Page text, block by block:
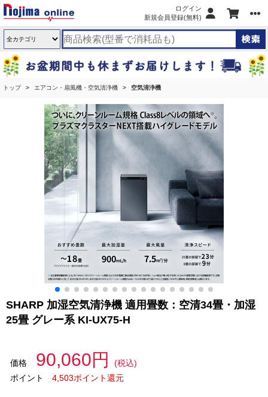
ログイン
新規会員登録(無料)
トップ エアコン・扇風機・空気清浄機 空気清浄機
SHARP 加湿空気清浄機 適用畳数：空清34畳・加湿
25畳 グレー系 KI-UX75-H
価格 90,060円
(税込)
ポイント
4,503ポイント還元